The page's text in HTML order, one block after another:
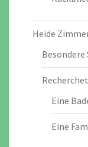
Heide
Eine
Eine